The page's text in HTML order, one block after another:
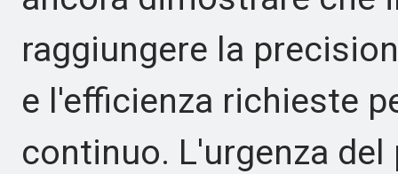
raggiungere la
e l'efficienza richieste
continuo. L'urgenza